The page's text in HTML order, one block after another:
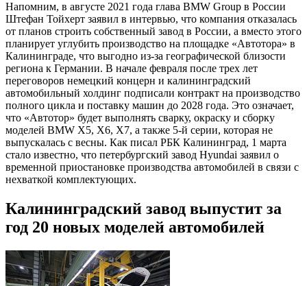
Напомним, в августе 2021 года глава BMW Group в России
Штефан Тойхерт заявил в интервью, что компания отказалась
от планов строить собственный завод в России, а вместо этого
планирует углубить производство на площадке «Автотора» в
Калининграде, что выгодно из-за географической близости
региона к Германии. В начале февраля после трех лет
переговоров немецкий концерн и калининградский
автомобильный холдинг подписали контракт на производство
полного цикла и поставку машин до 2028 года. Это означает,
что «Автотор» будет выполнять сварку, окраску и сборку
моделей BMW X5, X6, X7, а также 5-й серии, которая не
выпускалась с весны. Как писал РБК Калининград, 1 марта
стало известно, что петербургский завод Hyundai заявил о
временной приостановке производства автомобилей в связи с
нехваткой комплектующих.
Калининградский завод выпустит за
год 20 новых моделей автомобилей